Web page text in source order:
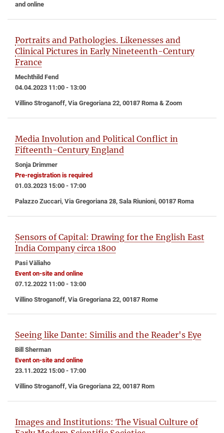
and online
Portraits and Pathologies. Likenesses and
Clinical Pictures in Early Nineteenth-Century
France
Mechthild Fend
04.04.2023 11:00 - 13:00
Villino Stroganoff, Via Gregoriana 22, 00187 Roma & Zoom
Media Involution and Political Conflict in
Fifteenth-Century England
Sonja Drimmer
Pre-registration is required
01.03.2023 15:00 - 17:00
Palazzo Zuccari, Via Gregoriana 28, Sala Riunioni, 00187 Roma
Sensors of Capital: Drawing for the English East
India Company circa 1800
Pasi Väliaho
Event on-site and online
07.12.2022 11:00 - 13:00
Villino Stroganoff, Via Gregoriana 22, 00187 Rome
Seeing like Dante: Similis and the Reader's Eye
Bill Sherman
Event on-site and online
23.11.2022 15:00 - 17:00
Villino Stroganoff, Via Gregoriana 22, 00187 Rom
Images and Institutions: The Visual Culture of